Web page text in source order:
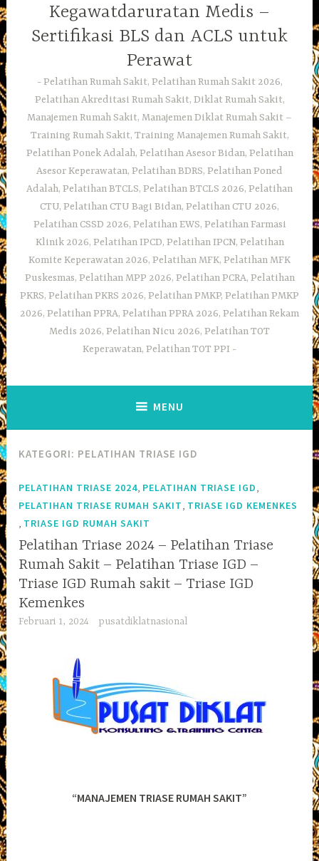
Kegawatdaruratan Medis –
Sertifikasi BLS dan ACLS untuk
Perawat
Pelatihan Rumah Sakit, Pelatihan Rumah Sakit 2026,
Pelatihan Akreditasi Rumah Sakit, Diklat Rumah Sakit,
Manajemen Rumah Sakit, Manajemen Diklat Rumah Sakit –
Training Rumah Sakit, Training Manajemen Rumah Sakit,
Pelatihan Ponek Adalah, Pelatihan Asesor Bidan, Pelatihan
Asesor Keperawatan, Pelatihan BDRS, Pelatihan Poned
Adalah, Pelatihan BTCLS, Pelatihan BTCLS 2026, Pelatihan
CTU, Pelatihan CTU Bagi Bidan, Pelatihan CTU 2026,
Pelatihan CSSD 2026, Pelatihan EWS, Pelatihan Farmasi
Klinik 2026, Pelatihan IPCD, Pelatihan IPCN, Pelatihan
Komite Keperawatan 2026, Pelatihan MFK, Pelatihan MFK
Puskesmas, Pelatihan MPP 2026, Pelatihan PCRA, Pelatihan
PKRS, Pelatihan PKRS 2026, Pelatihan PMKP, Pelatihan PMKP
2026, Pelatihan PPRA, Pelatihan PPRA 2026, Pelatihan Rekam
Medis 2026, Pelatihan Nicu 2026, Pelatihan TOT
Keperawatan, Pelatihan TOT PPI
MENU
KATEGORI: PELATIHAN TRIASE IGD
PELATIHAN TRIASE 2024 PELATIHAN TRIASE IGD
PELATIHAN TRIASE RUMAH SAKIT TRIASE IGD KEMENKES
TRIASE IGD RUMAH SAKIT
Pelatihan Triase 2024 – Pelatihan Triase
Rumah Sakit – Pelatihan Triase IGD –
Triase IGD Rumah sakit – Triase IGD
Kemenkes
Februari 1, 2024 pusatdiklatnasional
“MANAJEMEN TRIASE RUMAH SAKIT”